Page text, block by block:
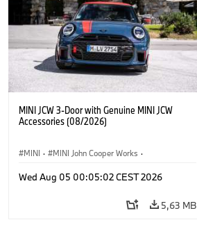
MINI JCW 3-Door with Genuine MINI JCW
Accessories (08/2026)
MINI · MINI John Cooper Works ·
Wed Aug 05 00:05:02 CEST 2026
5,63 MB